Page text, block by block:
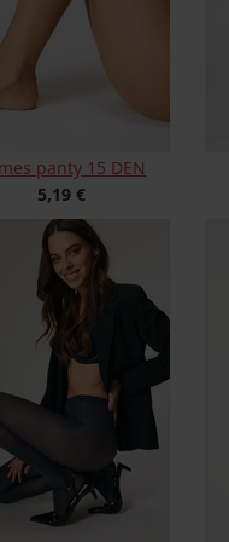
panty 15 DEN
5,19 €